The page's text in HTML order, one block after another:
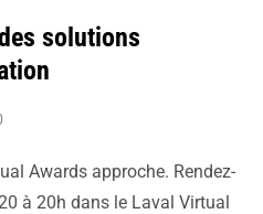
solutions
Awards approche. Rendez-
à 20h dans le Laval Virtual